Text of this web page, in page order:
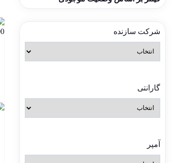
شرکت سازنده
گارانتی
آمپر